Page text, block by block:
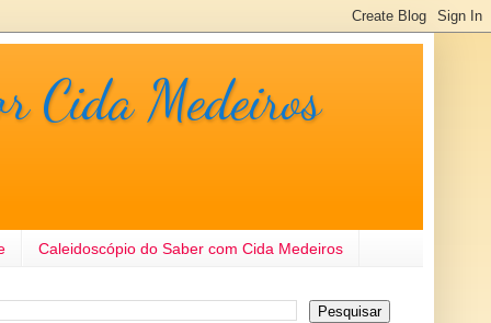
Cida Medeiros
Caleidoscópio do Saber com Cida Medeiros